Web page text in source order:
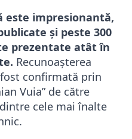
impresionantă,
și peste 300
prezentate atât în
Recunoașterea
confirmată prin
Vuia” de către
cele mai înalte